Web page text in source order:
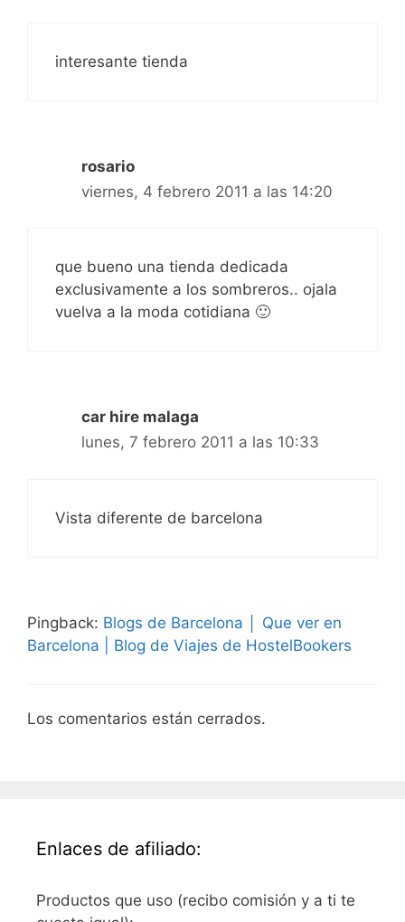
interesante tienda
rosario
viernes, 4 febrero 2011 a las 14:20
que bueno una tienda dedicada
exclusivamente a los sombreros.. ojala
vuelva a la moda cotidiana 🙂
car hire malaga
lunes, 7 febrero 2011 a las 10:33
Vista diferente de barcelona
Pingback: Blogs de Barcelona │ Que ver en
Barcelona | Blog de Viajes de HostelBookers
Los comentarios están cerrados.
Enlaces de afiliado:
Productos que uso (recibo comisión y a ti te